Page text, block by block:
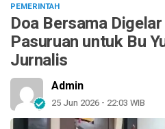
PEMERINTAH
Doa Bersama
Pasuruan untuk Bu
Jurnalis
Admin
25 Jun 2026 - 22:03 WIB